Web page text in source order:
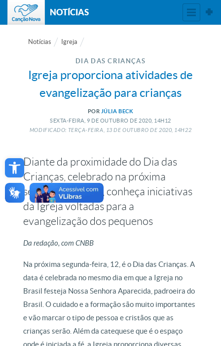
Open toolbar
NOTÍCIAS
Notícias Igreja
DIA DAS CRIANÇAS
Igreja proporciona atividades de
evangelização para crianças
POR JÚLIA BECK
SEXTA-FEIRA, 9 DE OUTUBRO DE 2020, 14H12
MODIFICADO: TERÇA-FEIRA, 13 DE OUTUBRO DE2020, 14H22
Diante da proximidade do Dia das
Crianças, celebrado na próxima
segunda-feira, 12, conheça iniciativas
da Igreja voltadas para a
evangelização dos pequenos
Da redação, com CNBB
Na próxima segunda-feira, 12, é o Dia das Crianças. A
data é celebrada no mesmo dia em que a Igreja no
Brasil festeja Nossa Senhora Aparecida, padroeira do
Brasil. O cuidado e a formação são muito importantes
e vão marcar o tipo de pessoa e cristãos que as
crianças serão. Além da catequese que é o espaço
onde é iniciada a fé, a Igreja proporciona diversas